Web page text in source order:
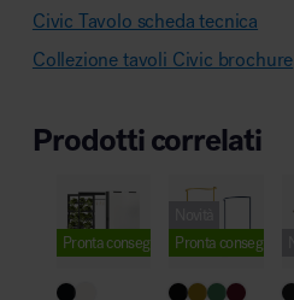
Civic Tavolo scheda tecnica
Collezione tavoli Civic brochure
Prodotti correlati
Pronta consegna
Pronta consegna